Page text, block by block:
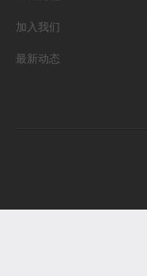
加入我们
最新动态